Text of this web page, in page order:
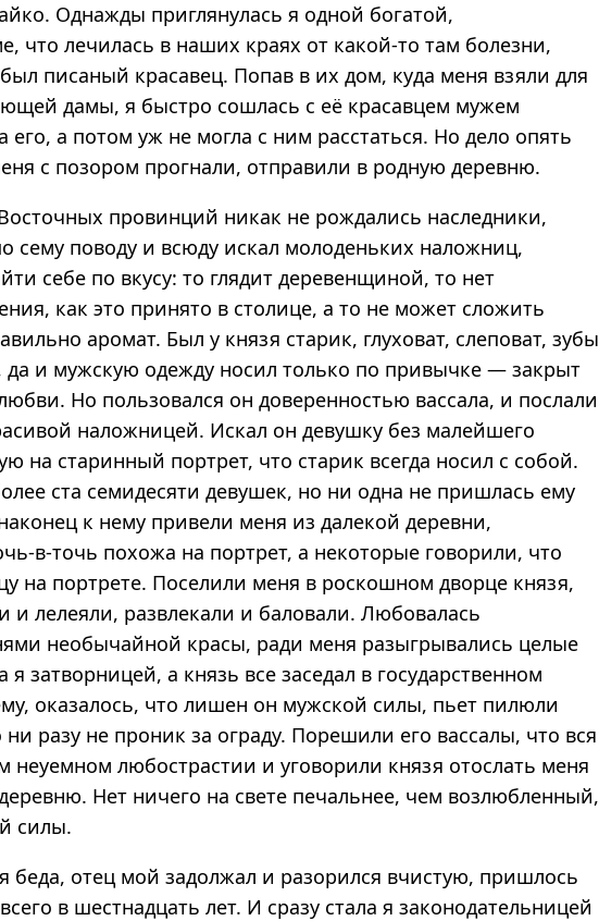
Однажды приглянулась я одной богатой,
что лечилась в наших краях от какой-то там болезни,
писаный красавец. Попав в их дом, куда меня взяли для
дамы, я быстро сошлась с её красавцем мужем
а потом уж не могла с ним расстаться. Но дело опять
с позором прогнали, отправили в родную деревню.
провинций никак не рождались наследники,
сему поводу и всюду искал молоденьких наложниц,
себе по вкусу: то глядит деревенщиной, то нет
как это принято в столице, а то не может сложить
аромат. Был у князя старик, глуховат, слеповат, зубы
да и мужскую одежду носил только по привычке — закрыт
Но пользовался он доверенностью вассала, и послали
наложницей. Искал он девушку без малейшего
на старинный портрет, что старик всегда носил с собой.
ста семидесяти девушек, но ни одна не пришлась ему
к нему привели меня из далекой деревни,
в-точь похожа на портрет, а некоторые говорили, что
на портрете. Поселили меня в роскошном дворце князя,
и лелеяли, развлекали и баловали. Любовалась
необычайной красы, ради меня разыгрывались целые
затворницей, а князь все заседал в государ­ственном
оказалось, что лишен он мужской силы, пьет пилюли
разу не проник за ограду. Порешили его вассалы, что вся
неуемном любострастии и уговорили князя отослать меня
Нет ничего на свете печальнее, чем возлюбленный,
силы.
беда, отец мой задолжал и разорился вчистую, пришлось
в шестнадцать лет. И сразу стала я законода­тельницей